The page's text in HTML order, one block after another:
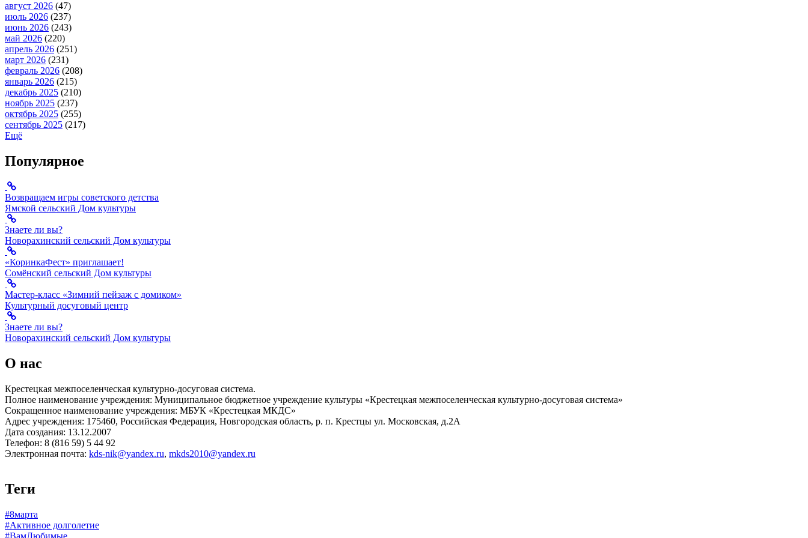
август 2026 (47)
июль 2026 (237)
июнь 2026 (243)
май 2026 (220)
апрель 2026 (251)
март 2026 (231)
февраль 2026 (208)
январь 2026 (215)
декабрь 2025 (210)
ноябрь 2025 (237)
октябрь 2025 (255)
сентябрь 2025 (217)
Ещё
Популярное
Возвращаем игры советского детства
Ямской сельский Дом культуры
Знаете ли вы?
Новорахинский сельский Дом культуры
«КоринкаФест» приглашает!
Сомёнский сельский Дом культуры
Мастер-класс «Зимний пейзаж с домиком»
Культурный досуговый центр
Знаете ли вы?
Новорахинский сельский Дом культуры
О нас
Крестецкая межпоселенческая культурно-досуговая система.
Полное наименование учреждения: Муниципальное бюджетное учреждение культуры «Крестецкая межпоселенческая культурно-досуговая система»
Сокращенное наименование учреждения: МБУК «Крестецкая МКДС»
Адрес учреждения: 175460, Российская Федерация, Новгородская область, р. п. Крестцы ул. Московская, д.2А
Дата создания: 13.12.2007
Телефон: 8 (816 59) 5 44 92
Электронная почта: kds-nik@yandex.ru, mkds2010@yandex.ru
Теги
#8марта
#Активное долголетие
#ВамЛюбимые